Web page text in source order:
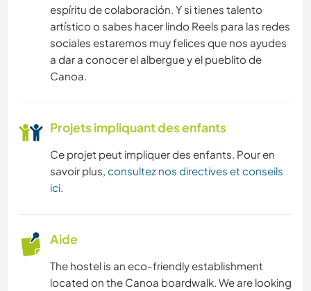
espíritu de colaboración. Y si tienes talento
artístico o sabes hacer lindo Reels para las redes
sociales estaremos muy felices que nos ayudes
a dar a conocer el albergue y el pueblito de
Canoa.
Projets impliquant des enfants
Ce projet peut impliquer des enfants. Pour en
savoir plus, consultez nos directives et conseils
ici.
Aide
The hostel is an eco-friendly establishment
located on the Canoa boardwalk. We are looking